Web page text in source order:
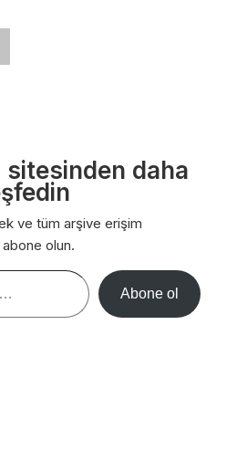
sitesinden daha
ve tüm arşive erişim
olun.
Abone ol